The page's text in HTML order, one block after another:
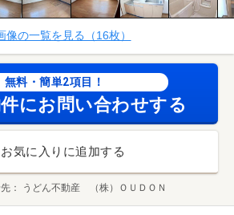
像の一覧を見る（16枚）
無料・簡単2項目！
にお問い合わせする
お気に入りに追加する
うどん不動産 （株）ＯＵＤＯＮ